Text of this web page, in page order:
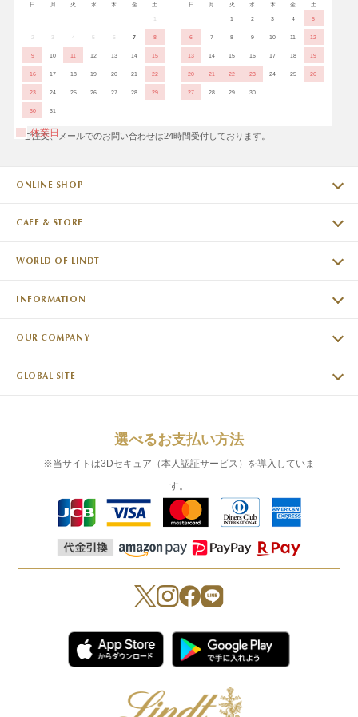
日 月 火 水 木 金 土
1
2 3 4 5 6 7 8
9 10 11 12 13 14 15
16 17 18 19 20 21 22
23 24 25 26 27 28 29
30 31
日 月 火 水 木 金 土
1 2 3 4 5
6 7 8 9 10 11 12
13 14 15 16 17 18 19
20 21 22 23 24 25 26
27 28 29 30
休業日
※ご注文、メールでのお問い合わせは24時間受付しております。
ONLINE SHOP
CAFE & STORE
WORLD OF LINDT
INFORMATION
OUR COMPANY
GLOBAL SITE
選べるお支払い方法
※当サイトは3Dセキュア（本人認証サービス）を導入していま
す。